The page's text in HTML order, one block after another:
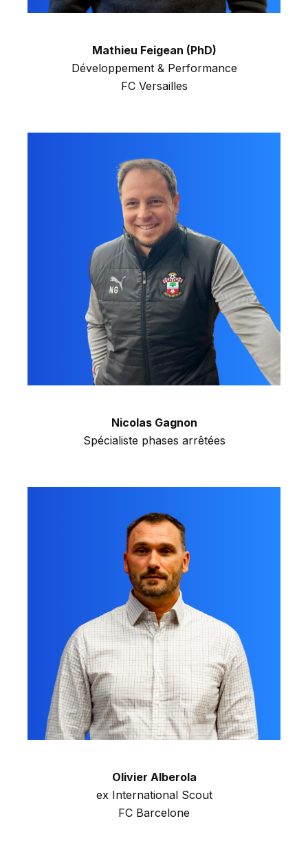
Mathieu Feigean (PhD)
Développement & Performance
FC Versailles
Nicolas Gagnon
Spécialiste phases arrêtées
Olivier Alberola
ex International Scout
FC Barcelone